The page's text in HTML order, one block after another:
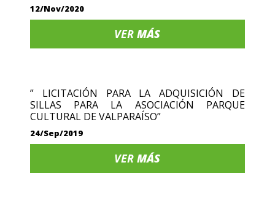
12/Nov/2020
VERMÁS
” LICITACIÓN PARA LA ADQUISICIÓN DE
SILLAS PARA LA ASOCIACIÓN PARQUE
CULTURAL DE VALPARAÍSO”
24/Sep/2019
VERMÁS